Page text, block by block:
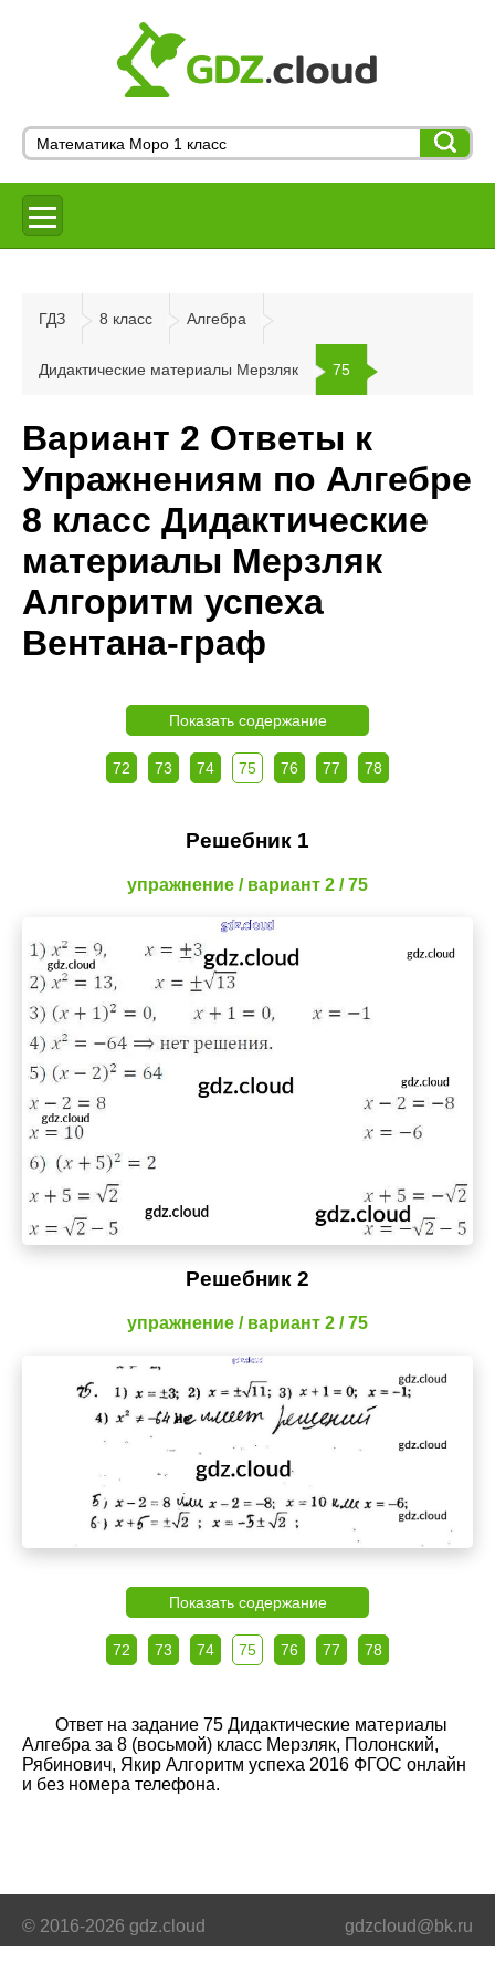
ГДЗ 8 класс Алгебра
Дидактические материалы Мерзляк 75
Вариант 2 Ответы к
Упражнениям по Алгебре
8 класс Дидактические
материалы Мерзляк
Алгоритм успеха
Вентана-граф
Показать содержание
72 73 74 75 76 77 78
Решебник 1
упражнение / вариант 2 / 75
Решебник 2
упражнение / вариант 2 / 75
Показать содержание
72 73 74 75 76 77 78
Ответ на задание 75 Дидактические материалы
Алгебра за 8 (восьмой) класс Мерзляк, Полонский,
Рябинович, Якир Алгоритм успеха 2016 ФГОС онлайн
и без номера телефона.
© 2016-2026 gdz.cloud gdzcloud@bk.ru